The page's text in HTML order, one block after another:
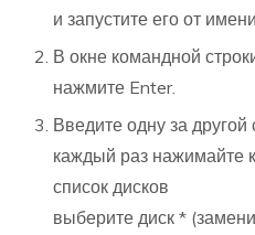
и запустите его от
В окне командной
нажмите Enter.
Введите одну за
каждый раз нажимайте
список дисков
выберите диск *